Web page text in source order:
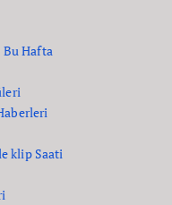
Bu Hafta
klip Saati